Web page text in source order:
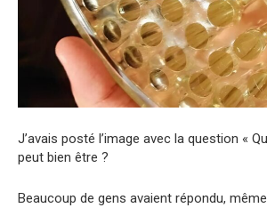
J’avais posté l’image avec la question «
peut bien être ?
Beaucoup de gens avaient répondu,